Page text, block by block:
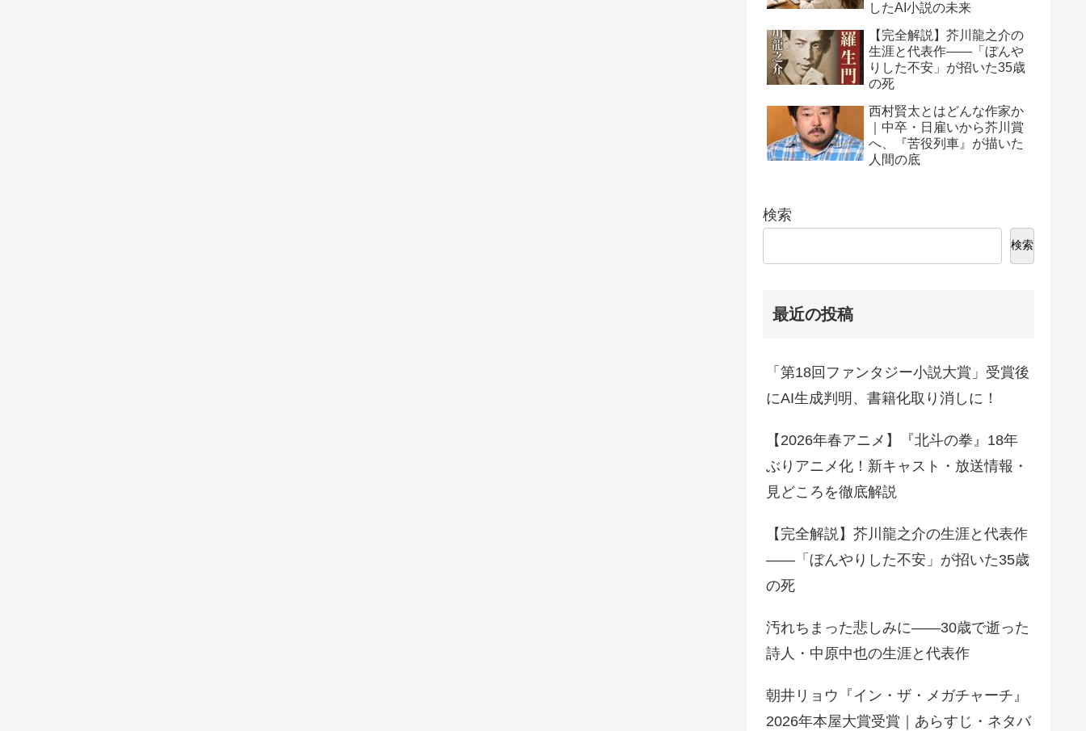
したAI小説の未来
【完全解説】芥川龍之介の
生涯と代表作——「ぼんや
りした不安」が招いた35歳
の死
西村賢太とはどんな作家か
｜中卒・日雇いから芥川賞
へ、『苦役列車』が描いた
人間の底
検索
検索
最近の投稿
「第18回ファンタジー小説大賞」受賞後
にAI生成判明、書籍化取り消しに！
【2026年春アニメ】『北斗の拳』18年
ぶりアニメ化！新キャスト・放送情報・
見どころを徹底解説
【完全解説】芥川龍之介の生涯と代表作
——「ぼんやりした不安」が招いた35歳
の死
汚れちまった悲しみに——30歳で逝った
詩人・中原中也の生涯と代表作
朝井リョウ『イン・ザ・メガチャーチ』
2026年本屋大賞受賞｜あらすじ・ネタバ